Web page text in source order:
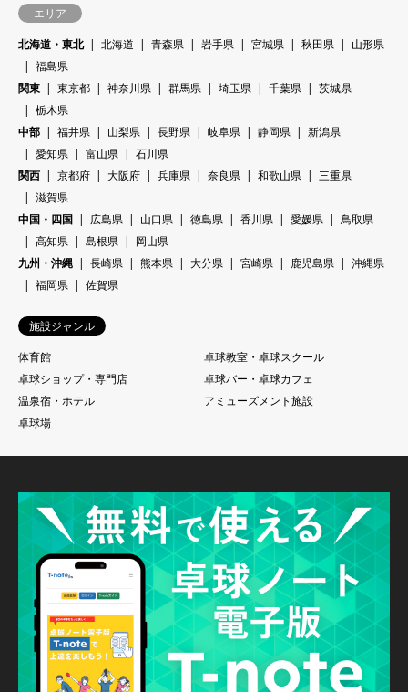
エリア
北海道・東北
北海道 青森県 岩手県 宮城県 秋田県
山形県
福島県
関東
東京都 神奈川県 群馬県 埼玉県 千葉県
茨城県
栃木県
中部
福井県 山梨県 長野県 岐阜県 静岡県
新潟県
愛知県
富山県
石川県
関西
京都府 大阪府 兵庫県 奈良県 和歌山県
三重県
滋賀県
中国・四国
広島県 山口県 徳島県 香川県 愛媛県
鳥取県
高知県
島根県
岡山県
九州・沖縄
長崎県 熊本県 大分県 宮崎県 鹿児島県
沖縄県
福岡県
佐賀県
施設ジャンル
体育館
卓球教室・卓球スクール
卓球ショップ・専門店
卓球バー・卓球カフェ
温泉宿・ホテル
アミューズメント施設
卓球場